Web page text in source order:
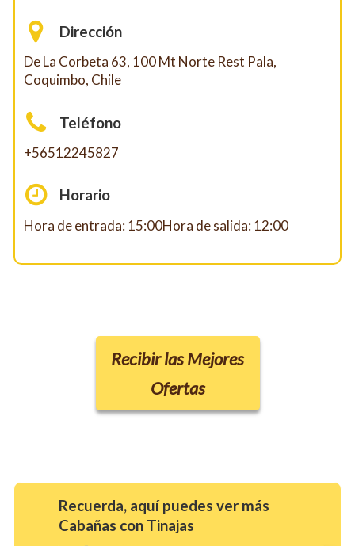
Dirección
De La Corbeta 63, 100 Mt Norte Rest Pala,
Coquimbo, Chile
Teléfono
+56512245827
Horario
Hora de entrada: 15:00Hora de salida: 12:00
Recibir las Mejores
Ofertas
Recuerda, aquí puedes ver más
Cabañas con Tinajas